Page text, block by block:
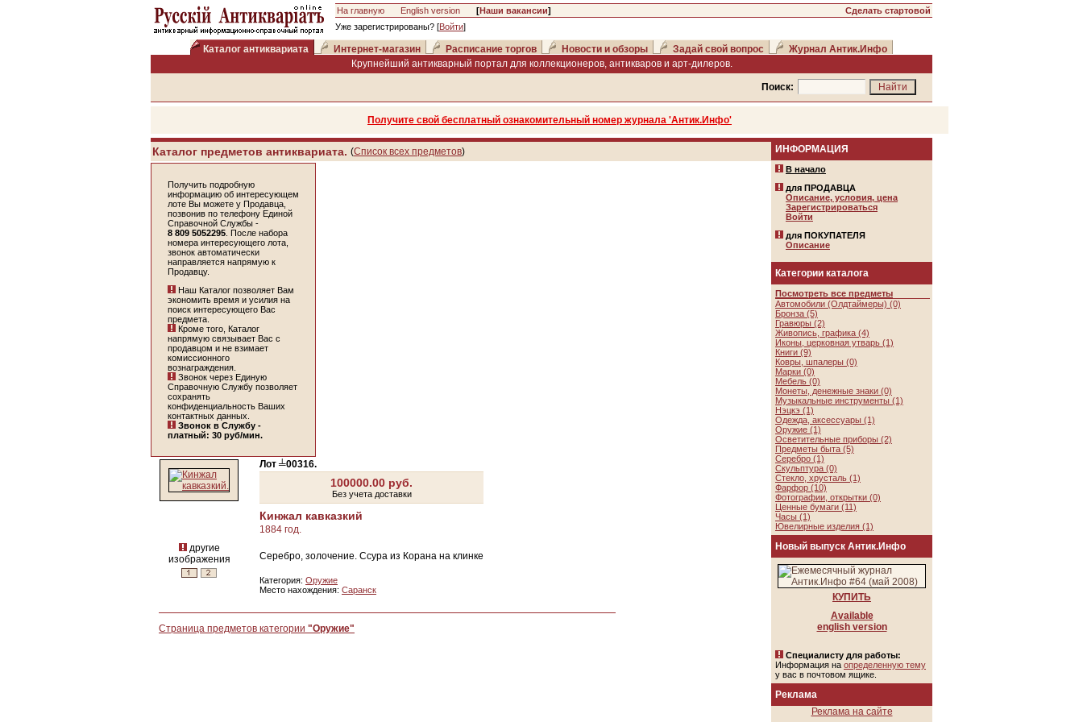
На главную English version [Наши вакансии]
Уже зарегистрированы? [Войти]
Сделать стартовой
Каталог антиквариата Интернет-магазин Расписание торгов Новости и обзоры Задай свой вопрос
Журнал Антик.Инфо
Крупнейший антикварный портал для коллекционеров, антикваров и арт-дилеров.
Поиск:
Получите свой бесплатный ознакомительный номер журнала 'Антик.Инфо'
Каталог предметов антиквариата. (Список всех предметов)
Получить подробную
информацию об интересующем
лоте Вы можете у Продавца,
позвонив по телефону Единой
Справочной Службы -
8 809 5052295 . После набора
номера интересующего лота,
звонок автоматически
направляется напрямую к
Продавцу.
Наш Каталог позволяет Вам
экономить время и усилия на
поиск интересующего Вас
предмета.
Кроме того, Каталог
напрямую связывает Вас с
продавцом и не взимает
комиссионного
вознаграждения.
Звонок через Единую
Справочную Службу позволяет
сохранять
конфиденциальность Ваших
контактных данных.
Звонок в Службу -
платный: 30 руб/мин.
другие
изображения
Лот ╧00316.
100000.00 руб.
Без учета доставки
Кинжал кавказкий
1884 год.
Серебро, золочение. Ссура из Корана на клинке
Категория: Оружие
Место нахождения: Саранск
Страница предметов категории "Оружие"
ИНФОРМАЦИЯ
В начало
для ПРОДАВЦА
Описание, условия, цена
Зарегистрироваться
Войти
для ПОКУПАТЕЛЯ
Описание
Категории каталога
Посмотреть все предметы
Автомобили (Олдтаймеры) (0)
Бронза (5)
Гравюры (2)
Живопись, графика (4)
Иконы, церковная утварь (1)
Книги (9)
Ковры, шпалеры (0)
Марки (0)
Мебель (0)
Монеты, денежные знаки (0)
Музыкальные инструменты (1)
Нэцкэ (1)
Одежда, аксессуары (1)
Оружие (1)
Осветительные приборы (2)
Предметы быта (5)
Серебро (1)
Скульптура (0)
Стекло, хрусталь (1)
Фарфор (10)
Фотографии, открытки (0)
Ценные бумаги (11)
Часы (1)
Ювелирные изделия (1)
Новый выпуск Антик.Инфо
КУПИТЬ
Available
english version
Специалисту для работы:
Информация на определенную тему
у вас в почтовом ящике.
Реклама
Реклама на сайте